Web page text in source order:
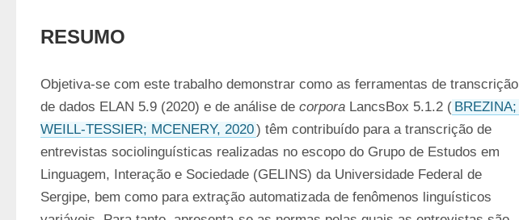
RESUMO
Objetiva-se com este trabalho demonstrar como as ferramentas de transcrição
de dados ELAN 5.9 (2020) e de análise de corpora LancsBox 5.1.2 ( BREZINA;
WEILL-TESSIER; MCENERY, 2020) têm contribuído para a transcrição de
entrevistas sociolinguísticas realizadas no escopo do Grupo de Estudos em
Linguagem, Interação e Sociedade (GELINS) da Universidade Federal de
Sergipe, bem como para extração automatizada de fenômenos linguísticos